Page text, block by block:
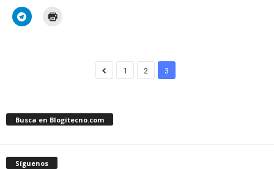
1 2 3
Busca en Blogitecno.com
Síguenos